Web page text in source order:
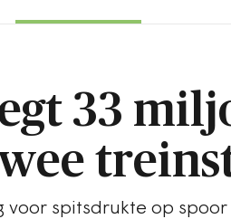
33
voor spitsdrukte op